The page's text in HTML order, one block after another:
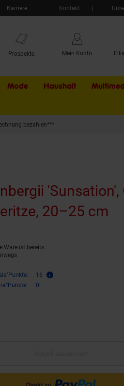
Karriere Kontakt
Prospekte Mein Konto
Mode Haushalt
bezahlen***
'Sunsation',
20–25 cm
Ware ist bereits
16
0